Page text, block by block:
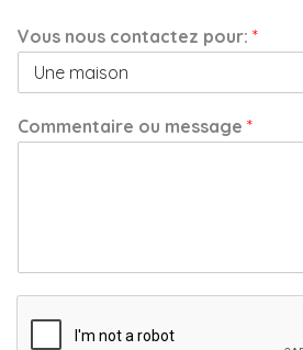
Vous nous contactez pour: *
Commentaire ou message *